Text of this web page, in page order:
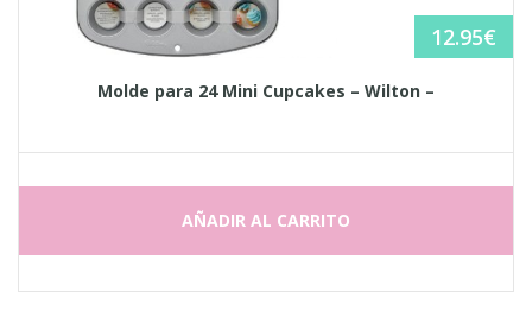
12.95€
Molde para 24 Mini Cupcakes – Wilton –
AÑADIR AL CARRITO